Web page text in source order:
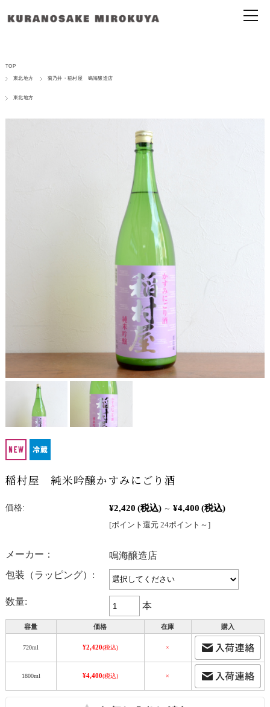
TOP
東北地方 菊乃井・稲村屋 鳴海醸造店
東北地方
稲村屋 純米吟醸かすみにごり酒
価格: ¥2,420 (税込) ～ ¥4,400 (税込)
[ポイント還元 24ポイント～]
メーカー：
鳴海醸造店
包装（ラッピング）:
数量: 本
容量 価格 在庫 購入
720ml ¥2,420(税込) ×
1800ml ¥4,400(税込) ×